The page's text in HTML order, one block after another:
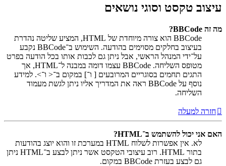
עיצוב טקסט וסוגי נושאים
מה זה BBCode?
BBCode הוא צורה מיוחדת של HTML, המציע שליטה נהדרת
בעיצוב בחלקים מסוימים בהודעה. השימוש ב־BBCode נקבע
על־ידי המנהל הראשי, אבל ניתן גם לכבות אותו בכל הודעה בפרט
מטופס השליחה. BBCode עצמו דומה במבנה ל־HTML, אך
התגים תחמים בסוגריים המרובעים [ ו־] במקום ב־< ו־>. למידע
נוסף על BBCode ראה את המדריך אליו ניתן לגשת מעמוד
השליחה.
חזרה למעלה
האם אני יכול להשתמש ב־HTML?
לא. אין אפשרות לשלוח HTML במערכת זו והוא יוצג בהודעות
בתור HTML. רוב עיצובי הטקסט אשר ניתן לבצע ב־HTML ניתן
גם לבצע בעזרת BBCode במקום.